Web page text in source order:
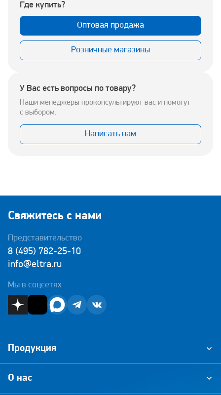
Где купить?
Оптовая продажа
Розничные магазины
У Вас есть вопросы по товару?
Наши менеджеры проконсультируют вас и помогут
с выбором.
Написать нам
Свяжитесь с нами
Представительство
8 (495) 782-25-10
info@eltra.ru
Мы в соцсетях
О нас
Продукция